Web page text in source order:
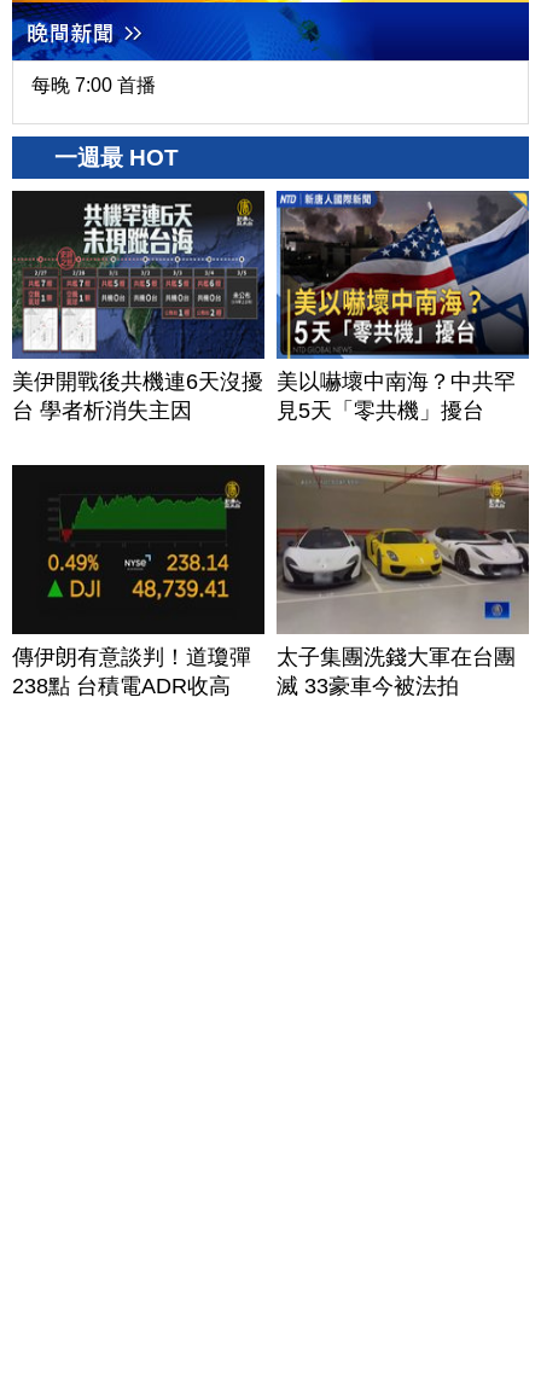
每晚 7:00 首播
一週最 HOT
美伊開戰後共機連6天沒擾
台 學者析消失主因
美以嚇壞中南海？中共罕
見5天「零共機」擾台
傳伊朗有意談判！道瓊彈
238點 台積電ADR收高
太子集團洗錢大軍在台團
滅 33豪車今被法拍